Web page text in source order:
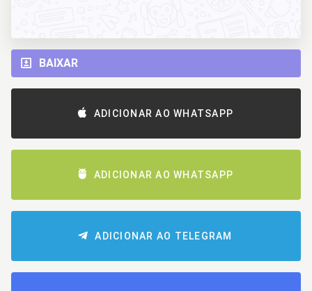
BAIXAR
ADICIONAR AO WHATSAPP
ADICIONAR AO WHATSAPP
ADICIONAR AO TELEGRAM